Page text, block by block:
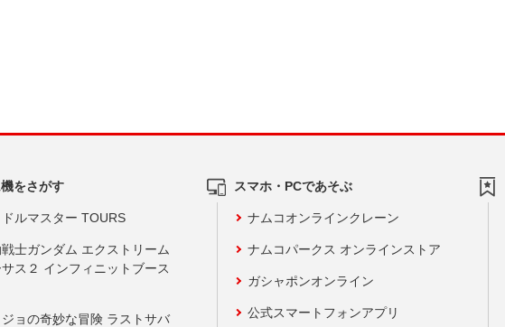
をさがす
ルマスター TOURS
士ガンダム エクストリーム
ス２ インフィニットブース
ョの奇妙な冒険 ラストサバ
スマホ・PCであそぶ
ナムコオンラインクレーン
ナムコパークス オンラインストア
ガシャポンオンライン
公式スマートフォンアプリ